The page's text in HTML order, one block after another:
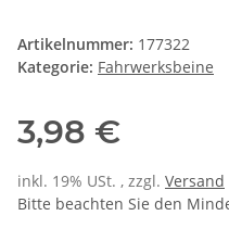
Artikelnummer: 177322
Kategorie: Fahrwerksbeine
3,98 €
inkl. 19% USt. , zzgl. Versand
Bitte beachten Sie den